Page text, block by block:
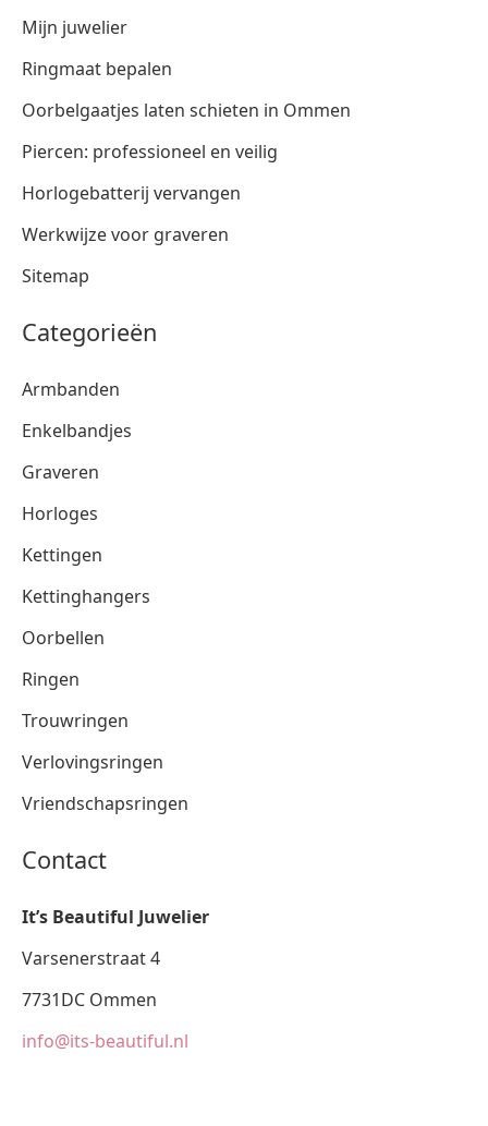
Mijn juwelier
Ringmaat bepalen
Oorbelgaatjes laten schieten in Ommen
Piercen: professioneel en veilig
Horlogebatterij vervangen
Werkwijze voor graveren
Sitemap
Categorieën
Armbanden
Enkelbandjes
Graveren
Horloges
Kettingen
Kettinghangers
Oorbellen
Ringen
Trouwringen
Verlovingsringen
Vriendschapsringen
Contact
It’s Beautiful Juwelier
Varsenerstraat 4
7731DC Ommen
info@its-beautiful.nl